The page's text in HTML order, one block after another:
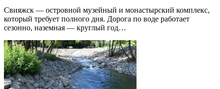
Свияжск — островной музейный и монастырский комплекс,
который требует полного дня. Дорога по воде работает
сезонно, наземная — круглый год…